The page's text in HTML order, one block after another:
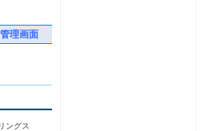
管理画面
ングス